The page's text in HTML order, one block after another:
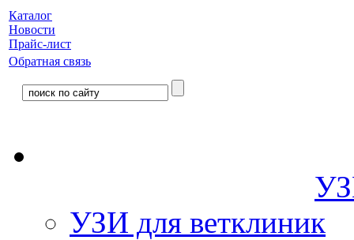
Каталог
Новости
Прайс-лист
Обратная связь
УЗИ для ветклиник